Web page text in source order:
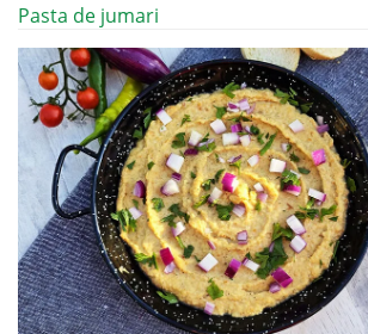
Pasta de jumari